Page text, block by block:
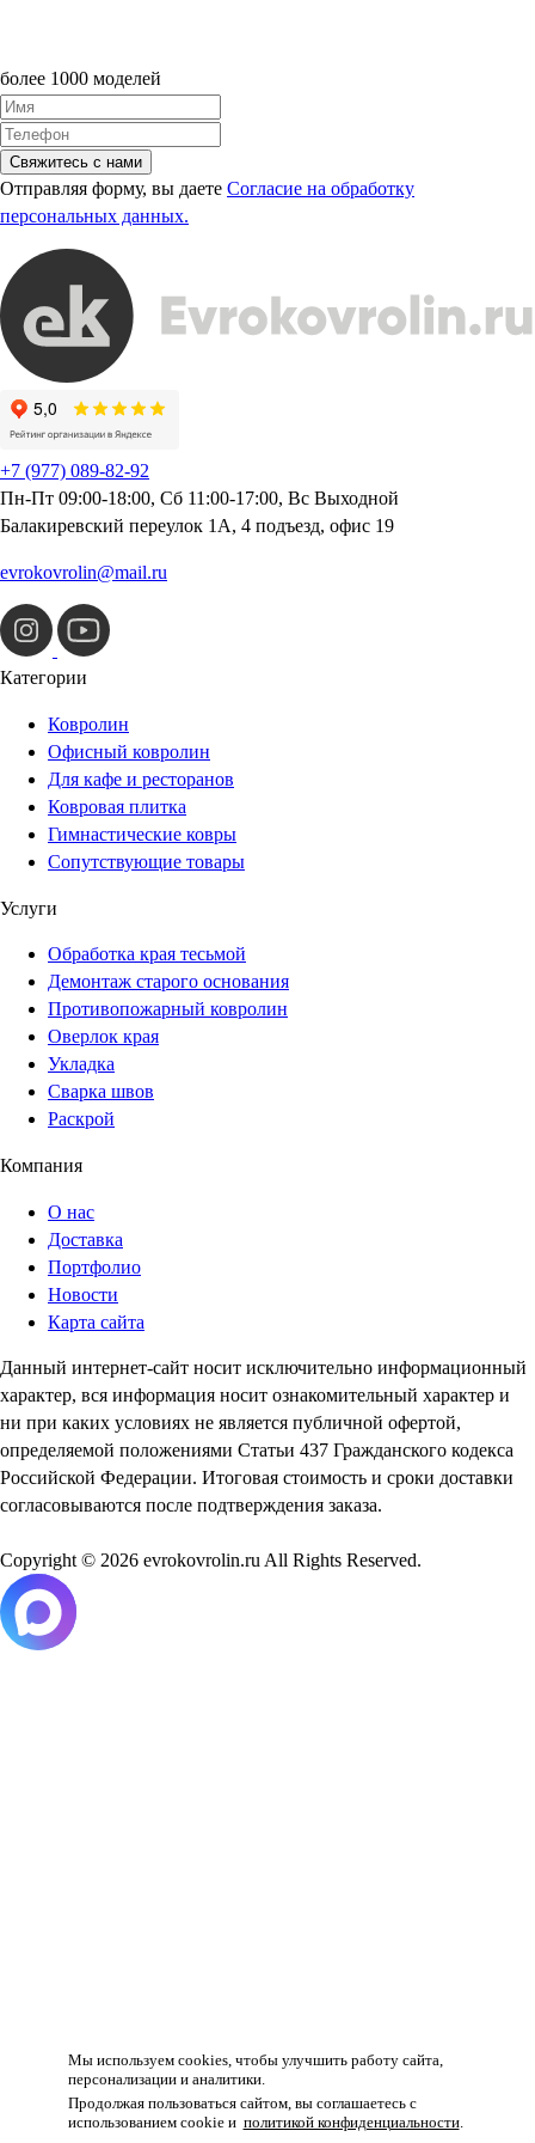
Мы используем cookies, чтобы улучшить работу сайта,
персонализации и аналитики.
Продолжая пользоваться сайтом, вы соглашаетесь с
использованием cookie и политикой конфиденциальности.
более 1000 моделей
Свяжитесь с нами
Отправляя форму, вы даете Согласие на обработку
персональных данных.
+7 (977) 089-82-92
Пн-Пт 09:00-18:00, Сб 11:00-17:00, Вс Выходной
Балакиревский переулок 1А, 4 подъезд, офис 19
evrokovrolin@mail.ru
Категории
Ковролин
Офисный ковролин
Для кафе и ресторанов
Ковровая плитка
Гимнастические ковры
Сопутствующие товары
Услуги
Обработка края тесьмой
Демонтаж старого основания
Противопожарный ковролин
Оверлок края
Укладка
Сварка швов
Раскрой
Компания
О нас
Доставка
Портфолио
Новости
Карта сайта
Данный интернет-сайт носит исключительно информационный
характер, вся информация носит ознакомительный характер и
ни при каких условиях не является публичной офертой,
определяемой положениями Статьи 437 Гражданского кодекса
Российской Федерации. Итоговая стоимость и сроки доставки
согласовываются после подтверждения заказа.
Copyright © 2026 evrokovrolin.ru All Rights Reserved.